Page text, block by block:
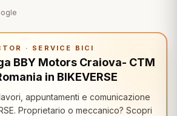
· SERVICE BICI
BBY Motors Craiova- CTM
in BIKEVERSE
appuntamenti e comunicazione
Proprietario o meccanico? Scopri